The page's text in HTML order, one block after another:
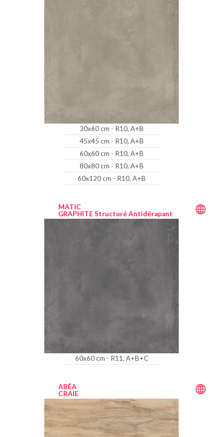
30x60 cm - R10, A+B
45x45 cm - R10, A+B
60x60 cm - R10, A+B
80x80 cm - R10, A+B
60x120 cm - R10, A+B
MATIC
GRAPHITE Structuré Antidérapant
60x60 cm - R11, A+B+C
ABÉA
CRAIE